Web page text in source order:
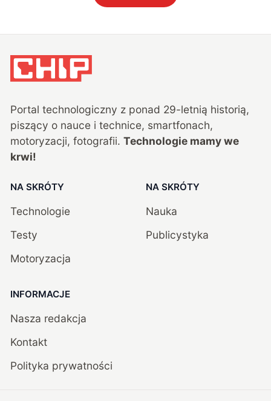
Portal technologiczny z ponad 29-letnią historią,
piszący o nauce i technice, smartfonach,
motoryzacji, fotografii. Technologie mamy we
krwi!
NA SKRÓTY
Technologie
Testy
Motoryzacja
NA SKRÓTY
Nauka
Publicystyka
INFORMACJE
Nasza redakcja
Kontakt
Polityka prywatności